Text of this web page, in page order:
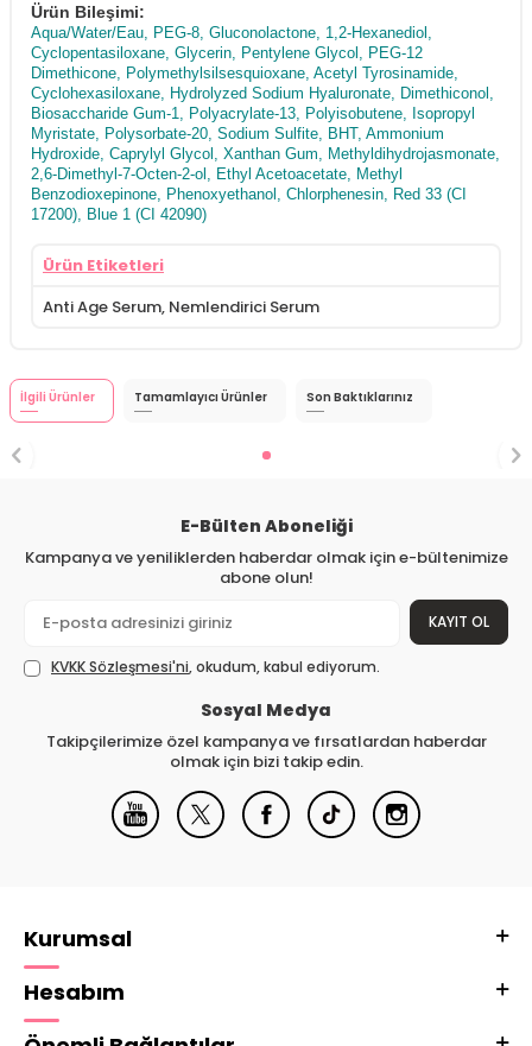
Ürün Bileşimi:
Aqua/Water/Eau, PEG-8, Gluconolactone, 1,2-Hexanediol,
Cyclopentasiloxane, Glycerin, Pentylene Glycol, PEG-12
Dimethicone, Polymethylsilsesquioxane, Acetyl Tyrosinamide,
Cyclohexasiloxane, Hydrolyzed Sodium Hyaluronate, Dimethiconol,
Biosaccharide Gum-1, Polyacrylate-13, Polyisobutene, Isopropyl
Myristate, Polysorbate-20, Sodium Sulfite, BHT, Ammonium
Hydroxide, Caprylyl Glycol, Xanthan Gum, Methyldihydrojasmonate,
2,6-Dimethyl-7-Octen-2-ol, Ethyl Acetoacetate, Methyl
Benzodioxepinone, Phenoxyethanol, Chlorphenesin, Red 33 (CI
17200), Blue 1 (CI 42090)
Ürün Etiketleri
Anti Age Serum, Nemlendirici Serum
İlgili Ürünler Tamamlayıcı Ürünler Son Baktıklarınız
E-Bülten Aboneliği
Kampanya ve yeniliklerden haberdar olmak için e-bültenimize
abone olun!
KAYIT OL
KVKK Sözleşmesi'ni, okudum, kabul ediyorum.
Sosyal Medya
Takipçilerimize özel kampanya ve fırsatlardan haberdar
olmak için bizi takip edin.
Kurumsal
Hesabım